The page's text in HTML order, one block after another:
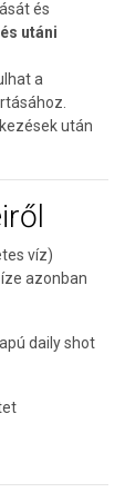
és
utáni
a
után
víz)
azonban
daily shot